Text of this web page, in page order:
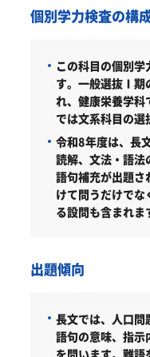
個別学力検査の構
この科目の個別
す。一般選抜Ⅰ期
れ、健康栄養学科
では文系科目の選
令和8年度は、長
読解、文法・語法
語句補充が出題さ
けて問うだけで
る設問も含まれま
出題傾向
長文では、人口問
語句の意味、指示